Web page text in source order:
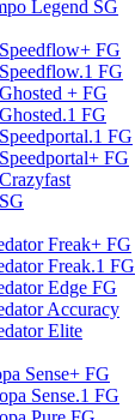
Legend SG
FG
FG
+ FG
FG
FG
FG
Freak+ FG
Freak.1 FG
Edge FG
Accuracy
Elite
Sense+ FG
Sense.1 FG